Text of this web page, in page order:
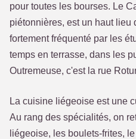
pour toutes les bourses. Le
piétonnières, est un haut lieu
fortement fréquenté par les
temps en terrasse, dans les
Outremeuse, c'est la rue
La cuisine liégeoise est une
Au rang des spécialités, on
liégeoise, les boulets-frites,